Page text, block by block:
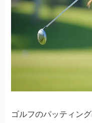
ゴルフのパッティン